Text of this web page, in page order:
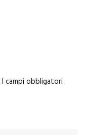
I campi obbligatori